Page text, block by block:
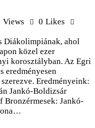
Views 0 Likes
Diákolimpiának, ahol
közel ezer
korosztályban. Az Egri
eredményesen
Eredményeink:
Jankó-Boldizsár
Bronzérmesek: Jankó-